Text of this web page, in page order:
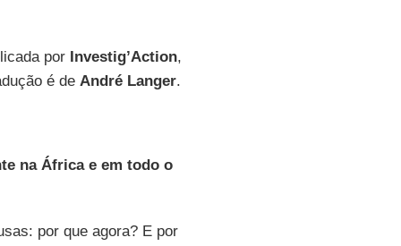
por Investig’Action,
é de André Langer.
na África e em todo o
por que agora? E por